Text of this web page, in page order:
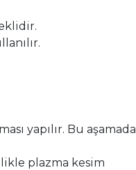
yapılır. Bu aşamada
plazma kesim